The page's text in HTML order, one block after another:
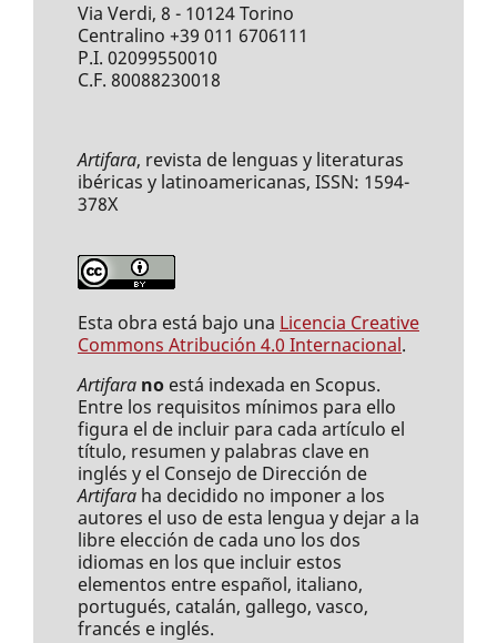
Via Verdi, 8 - 10124 Torino
Centralino +39 011 6706111
P.I. 02099550010
C.F. 80088230018
Artifara, revista de lenguas y literaturas
ibéricas y latinoamericanas, ISSN: 1594-
378X
Esta obra está bajo una Licencia Creative
Commons Atribución 4.0 Internacional.
Artifara noestá indexada en Scopus.
Entre los requisitos mínimos para ello
figura el de incluir para cada artículo el
título, resumen y palabras clave en
inglés y el Consejo de Dirección de
Artifaraha decidido no imponer a los
autores el uso de esta lengua y dejar a la
libre elección de cada uno los dos
idiomas en los que incluir estos
elementos entre español, italiano,
portugués, catalán, gallego, vasco,
francés e inglés.